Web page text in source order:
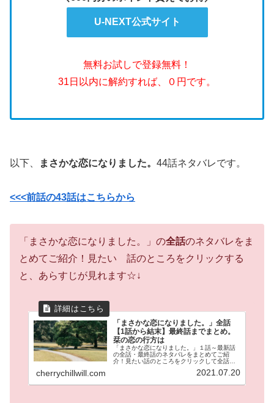
U-NEXT公式サイト
無料お試しで登録無料！
31日以内に解約すれば、０円です。
以下、 まさかな恋になりました。 44話ネタバレです。
<<<前話の43話はこちらから
「まさかな恋になりました。」の全話のネタバレをま
とめてご紹介！見たい 話のところをクリックする
と、あらすじが見れます☆↓
「まさかな恋になりました。」全話
【1話から結末】最終話までまとめ。
栞の恋の行方は
「まさかな恋になりました。」１話～最新話
の全話・最終話のネタバレをまとめてご紹
介！見たい話のところをクリックして全話の
５）の隣に引っ越してきた伊達。なぜか栞に
cherrychillwill.com 2021.07.20